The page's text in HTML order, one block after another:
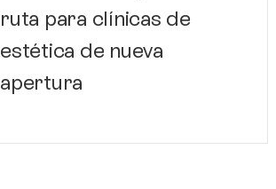
ruta para clínicas de
estética de nueva
apertura